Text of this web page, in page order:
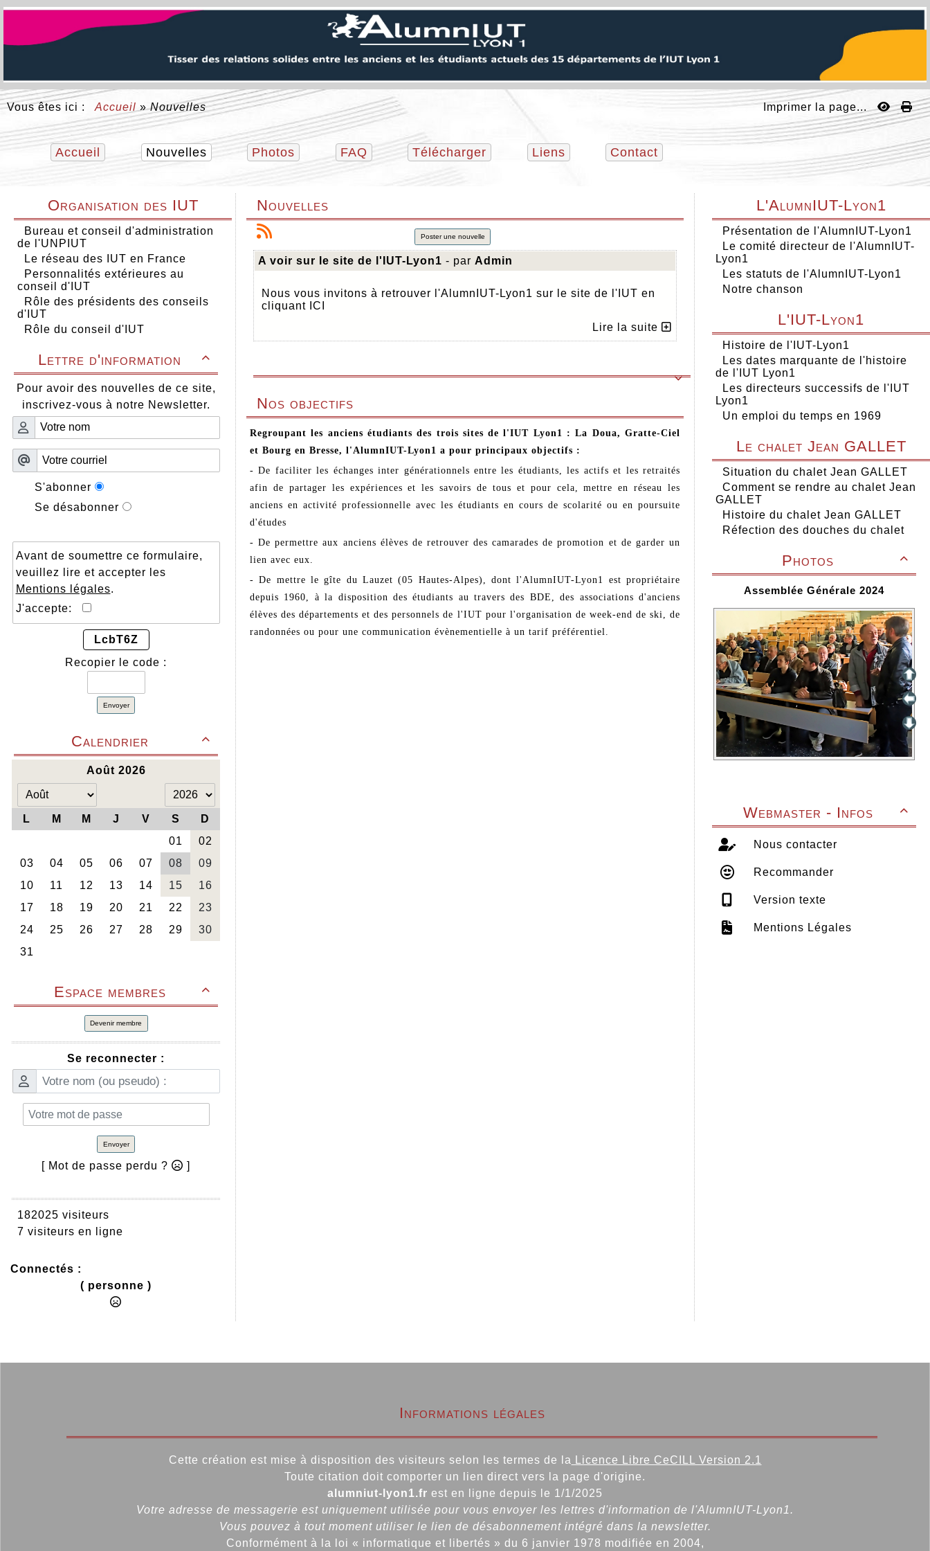
Vous êtes ici : Accueil »Nouvelles Imprimer la page...
Accueil Nouvelles Photos FAQ Télécharger Liens Contact
Organisation des IUT
Bureau et conseil d'administration
de l'UNPIUT
Le réseau des IUT en France
Personnalités extérieures au
conseil d'IUT
Rôle des présidents des conseils
d'IUT
Rôle du conseil d'IUT

Lettre d'information
Pour avoir des nouvelles de ce site,
inscrivez-vous à notre Newsletter.
S'abonner
Se désabonner
Avant de soumettre ce formulaire,
veuillez lire et accepter les
Mentions légales.
J'accepte:
LcbT6Z
Recopier le code :
Envoyer

Calendrier

Espace membres
Devenir membre
Se reconnecter :
Envoyer
[ Mot de passe perdu ? ]
182025 visiteurs
7 visiteurs en ligne
Connectés :
( personne )
Nouvelles
Poster une nouvelle
A voir sur le site de l'IUT-Lyon1 - par Admin
Nous vous invitons à retrouver l'AlumnIUT-Lyon1 sur le site de l'IUT en
cliquant ICI
Lire la suite

Nos objectifs
Regroupant les anciens étudiants des trois sites de l'IUT Lyon1 : La Doua, Gratte-Ciel
et Bourg en Bresse, l'AlumnIUT-Lyon1 a pour principaux objectifs :
- De faciliter les échanges inter générationnels entre les étudiants, les actifs et les retraités
afin de partager les expériences et les savoirs de tous et pour cela, mettre en réseau les
anciens en activité professionnelle avec les étudiants en cours de scolarité ou en poursuite
d'études
- De permettre aux anciens élèves de retrouver des camarades de promotion et de garder un
lien avec eux.
- De mettre le gîte du Lauzet (05 Hautes-Alpes), dont l'AlumnIUT-Lyon1 est propriétaire
depuis 1960, à la disposition des étudiants au travers des BDE, des associations d'anciens
élèves des départements et des personnels de l'IUT pour l'organisation de week-end de ski, de
randonnées ou pour une communication évènementielle à un tarif préférentiel.
L'AlumnIUT-Lyon1
Présentation de l'AlumnIUT-Lyon1
Le comité directeur de l'AlumnIUT-
Lyon1
Les statuts de l'AlumnIUT-Lyon1
Notre chanson
L'IUT-Lyon1
Histoire de l'IUT-Lyon1
Les dates marquante de l'histoire
de l'IUT Lyon1
Les directeurs successifs de l'IUT
Lyon1
Un emploi du temps en 1969
Le chalet Jean GALLET
Situation du chalet Jean GALLET
Comment se rendre au chalet Jean
GALLET
Histoire du chalet Jean GALLET
Réfection des douches du chalet

Photos
Assemblée Générale 2024

Webmaster - Infos
Nous contacter
Recommander
Version texte
Mentions Légales
Informations légales
Cette création est mise à disposition des visiteurs selon les termes de la Licence Libre CeCILL Version 2.1
Toute citation doit comporter un lien direct vers la page d'origine.
alumniut-lyon1.fr est en ligne depuis le 1/1/2025
Votre adresse de messagerie est uniquement utilisée pour vous envoyer les lettres d'information de l'AlumnIUT-Lyon1.
Vous pouvez à tout moment utiliser le lien de désabonnement intégré dans la newsletter.
Conformément à la loi « informatique et libertés » du 6 janvier 1978 modifiée en 2004,